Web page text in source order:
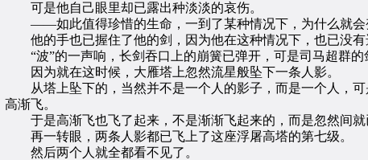
可是他自己眼里却已露出种淡淡的哀伤。
——如此值得珍惜的生命，一到了某种情况下，为什么就会
他的手也已握住了他的剑，因为他在这种情况下，也已没有
“波”的一声响，长剑吞口上的崩簧已弹开，可是司马超群的
因为就在这时候，大雁塔上忽然流星般坠下一条人影。
从塔上坠下的，当然并不是一个人的影子，而是一个人，可
高渐飞。
于是高渐飞也飞了起来，不是渐渐飞起来的，而是忽然间就
再一转眼，两条人影都已飞上了这座浮屠高塔的第七级。
然后两个人就全都看不见了。